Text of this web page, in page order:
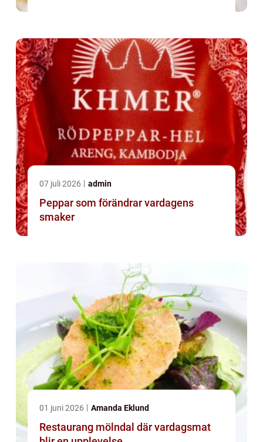
07 juli 2026 admin
Peppar som förändrar vardagens
smaker
01 juni 2026 Amanda Eklund
Restaurang mölndal där vardagsmat